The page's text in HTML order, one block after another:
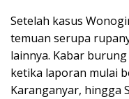
Setelah kasus
temuan serupa
lainnya. Kabar
ketika laporan mulai
Karanganyar, hingga